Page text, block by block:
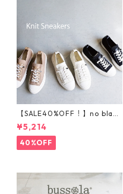
【SALE40%OFF！】no bland
ニットスニーカー T5001
¥5,214
40%OFF